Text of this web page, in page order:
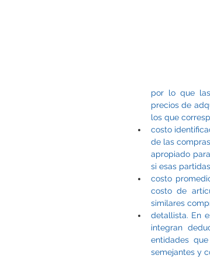
por lo que
precios de
los que
costo
de las
apropiado
si esas
costo
costo de
similares
detallista. En
integran
entidades
semejantes y